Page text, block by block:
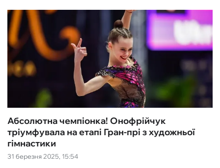
31 березня 2025, 15:54
Абсолютна чемпіонка! Онофрійчук
тріумфувала на етапі Гран-прі з художньої
гімнастики